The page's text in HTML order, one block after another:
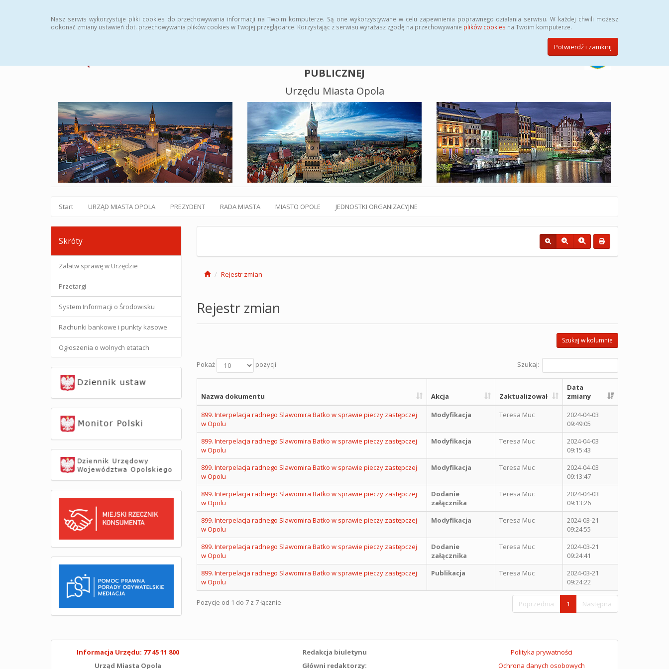
Nasz serwis wykorzystuje pliki cookies do przechowywania informacji na Twoim komputerze. Są one wykorzystywane w celu zapewnienia poprawnego działania serwisu. W każdej chwili możesz
dokonać zmiany ustawień dot. przechowywania plików cookies w Twojej przeglądarce. Korzystając z serwisu wyrażasz zgodę na przechowywanie plików cookies na Twoim komputerze.
Potwierdź i zamknij
PUBLICZNEJ
Urzędu Miasta Opola
Start URZĄD MIASTA OPOLA PREZYDENT RADA MIASTA MIASTO OPOLE JEDNOSTKI ORGANIZACYJNE
Skróty
Załatw sprawę w Urzędzie
Przetargi
System Informacji o Środowisku
Rachunki bankowe i punkty kasowe
Ogłoszenia o wolnych etatach
Rejestr zmian
Rejestr zmian
Szukaj w kolumnie
Pokaż pozycji Szukaj:
Nazwa dokumentu Akcja Zaktualizował
Data
zmiany
899. Interpelacja radnego Slawomira Batko w sprawie pieczy zastępczej
w Opolu
Modyfikacja Teresa Muc
2024-04-03
09:49:05
899. Interpelacja radnego Slawomira Batko w sprawie pieczy zastępczej
w Opolu
Modyfikacja Teresa Muc
2024-04-03
09:15:43
899. Interpelacja radnego Slawomira Batko w sprawie pieczy zastępczej
w Opolu
Modyfikacja Teresa Muc
2024-04-03
09:13:47
899. Interpelacja radnego Slawomira Batko w sprawie pieczy zastępczej
w Opolu
Dodanie
załącznika
Teresa Muc
2024-04-03
09:13:26
899. Interpelacja radnego Slawomira Batko w sprawie pieczy zastępczej
w Opolu
Modyfikacja Teresa Muc
2024-03-21
09:24:55
899. Interpelacja radnego Slawomira Batko w sprawie pieczy zastępczej
w Opolu
Dodanie
załącznika
Teresa Muc
2024-03-21
09:24:41
899. Interpelacja radnego Slawomira Batko w sprawie pieczy zastępczej
w Opolu
Publikacja Teresa Muc
2024-03-21
09:24:22
Pozycje od 1 do 7 z 7 łącznie Poprzednia 1 Następna
Informacja Urzędu: 77 45 11 800
Urząd Miasta Opola
Redakcja biuletynu
Główni redaktorzy:
Polityka prywatności
Ochrona danych osobowych